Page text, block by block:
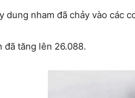
dung nham đã chảy vào các
đã tăng lên 26.088.